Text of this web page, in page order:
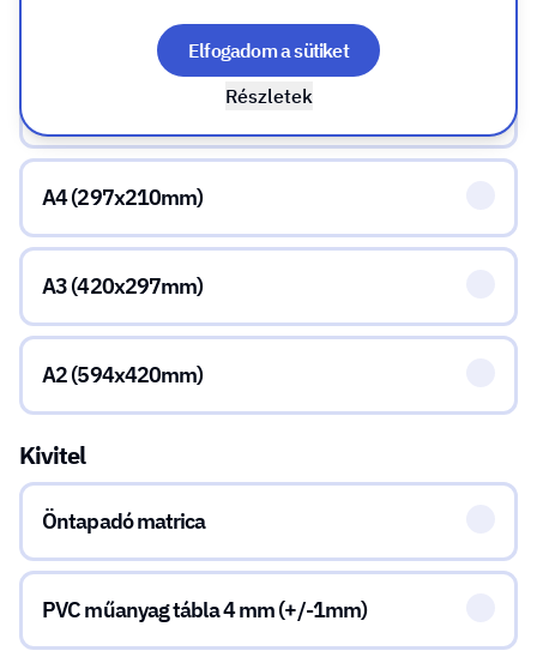
A6 (148x105mm)
A4 (297x210mm)
A3 (420x297mm)
A2 (594x420mm)
Kivitel
Öntapadó matrica
PVC műanyag tábla 4 mm (+/-1mm)
Részletek
Elfogadom a sütiket